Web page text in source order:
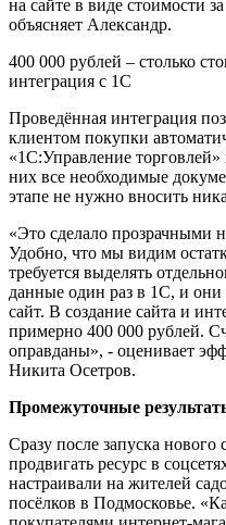
на сайте в виде стоимости
объясняет Александр.
400 000 рублей – столько
интеграция с 1С
Проведённая интеграция
клиентом покупки
«1С:Управление
них все необходимые
этапе не нужно вносить
«Это сделало прозрачными
Удобно, что мы видим
требуется выделять
данные один раз в 1С, и
сайт. В создание сайта и
примерно 400 000 рублей.
оправданы», - оценивает
Никита Осетров.
Промежуточные
Сразу после запуска
продвигать ресурс в
настраивали на жителей
посёлков в Подмосковье.